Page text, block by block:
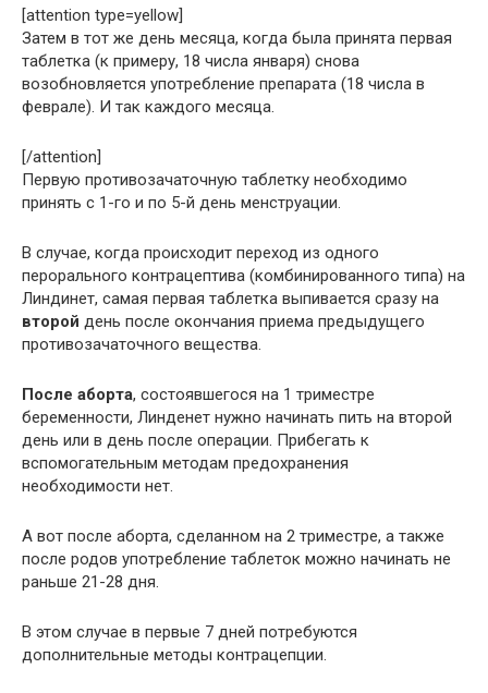
[attention type=yellow]
Затем в тот же день месяца, когда была принята первая
таблетка (к примеру, 18 числа января) снова
возобновляется употребление препарата (18 числа в
феврале). И так каждого месяца.
[/attention]
Первую противозачаточную таблетку необходимо
принять с 1-го и по 5-й день менструации.
В случае, когда происходит переход из одного
перорального контрацептива (комбинированного типа) на
Линдинет, самая первая таблетка выпивается сразу на
второй день после окончания приема предыдущего
противозачаточного вещества.
После аборта, состоявшегося на 1 триместре
беременности, Линденет нужно начинать пить на второй
день или в день после операции. Прибегать к
вспомогательным методам предохранения
необходимости нет.
А вот после аборта, сделанном на 2 триместре, а также
после родов употребление таблеток можно начинать не
раньше 21-28 дня.
В этом случае в первые 7 дней потребуются
дополнительные методы контрацепции.